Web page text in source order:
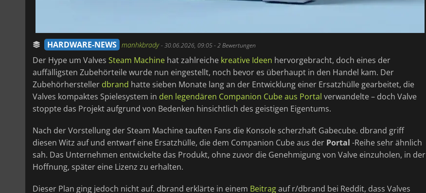
HARDWARE-NEWS manhkbrady-30.06.2026, 09:05- 2 Bewertungen
Der Hype um Valves Steam Machine hat zahlreiche kreative Ideen hervorgebracht, doch eines der
auffälligsten Zubehörteile wurde nun eingestellt, noch bevor es überhaupt in den Handel kam. Der
Zubehörhersteller dbrand hatte sieben Monate lang an der Entwicklung einer Ersatzhülle gearbeitet, die
Valves kompaktes Spielesystem in den legendären Companion Cube aus Portal verwandelte – doch Valve
stoppte das Projekt aufgrund von Bedenken hinsichtlich des geistigen Eigentums.
Nach der Vorstellung der Steam Machine tauften Fans die Konsole scherzhaft Gabecube. dbrand griff
diesen Witz auf und entwarf eine Ersatzhülle, die dem Companion Cube aus der Portal -Reihe sehr ähnlich
sah. Das Unternehmen entwickelte das Produkt, ohne zuvor die Genehmigung von Valve einzuholen, in der
Hoffnung, später eine Lizenz zu erhalten.
Dieser Plan ging jedoch nicht auf. dbrand erklärte in einem Beitragauf r/dbrand bei Reddit, dass Valves